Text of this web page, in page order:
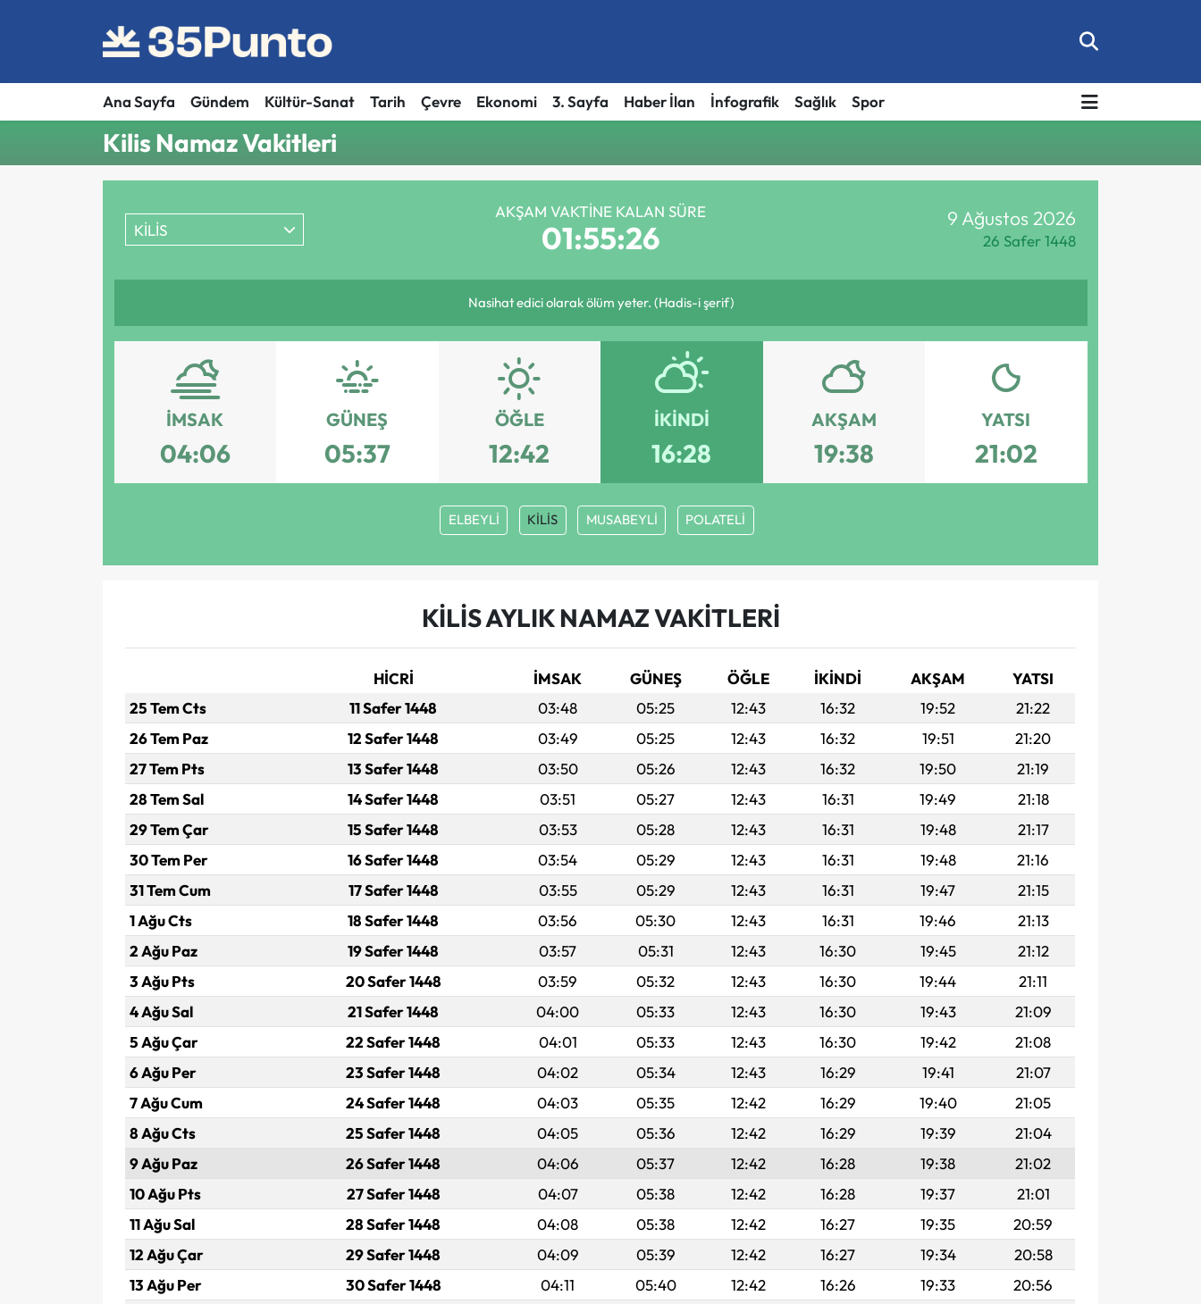
Ana Sayfa Gündem Kültür-Sanat Tarih Çevre Ekonomi 3. Sayfa Haber İlan İnfografik Sağlık Spor
Kilis Namaz Vakitleri
KİLİS
AKŞAM VAKTINE KALAN SÜRE
01:55:26
9 Ağustos 2026
26 Safer 1448
Nasihat edici olarak ölüm yeter. (Hadis-i şerif)
İMSAK
04:06
GÜNEŞ
05:37
ÖĞLE
12:42
İKINDI
16:28
AKŞAM
19:38
YATSI
21:02
ELBEYLİ KİLİS MUSABEYLİ POLATELİ
KİLİS AYLIK NAMAZ VAKITLERI
HİCRİ İMSAK GÜNEŞ ÖĞLE İKINDI AKŞAM
YATSI
25 Tem Cts
11 Safer 1448 03:48 05:25 12:43 16:32 19:52
21:22
26 Tem Paz
12 Safer 1448 03:49 05:25 12:43 16:32 19:51
21:20
27 Tem Pts
13 Safer 1448 03:50 05:26 12:43 16:32 19:50
21:19
28 Tem Sal
14 Safer 1448 03:51 05:27 12:43 16:31 19:49
21:18
29 Tem Çar
15 Safer 1448 03:53 05:28 12:43 16:31 19:48
21:17
30 Tem Per
16 Safer 1448 03:54 05:29 12:43 16:31 19:48
21:16
31 Tem Cum
17 Safer 1448 03:55 05:29 12:43 16:31 19:47
21:15
1 Ağu Cts
18 Safer 1448 03:56 05:30 12:43 16:31 19:46
21:13
2 Ağu Paz
19 Safer 1448 03:57 05:31 12:43 16:30 19:45
21:12
3 Ağu Pts
20 Safer 1448 03:59 05:32 12:43 16:30 19:44
21:11
4 Ağu Sal
21 Safer 1448 04:00 05:33 12:43 16:30 19:43
21:09
5 Ağu Çar
22 Safer 1448 04:01 05:33 12:43 16:30 19:42
21:08
6 Ağu Per
23 Safer 1448 04:02 05:34 12:43 16:29 19:41
21:07
7 Ağu Cum
24 Safer 1448 04:03 05:35 12:42 16:29 19:40
21:05
8 Ağu Cts
25 Safer 1448 04:05 05:36 12:42 16:29 19:39
21:04
9 Ağu Paz
26 Safer 1448 04:06 05:37 12:42 16:28 19:38
21:02
10 Ağu Pts
27 Safer 1448 04:07 05:38 12:42 16:28 19:37
21:01
11 Ağu Sal
28 Safer 1448 04:08 05:38 12:42 16:27 19:35
20:59
12 Ağu Çar
29 Safer 1448 04:09 05:39 12:42 16:27 19:34
20:58
13 Ağu Per
30 Safer 1448 04:11 05:40 12:42 16:26 19:33
20:56